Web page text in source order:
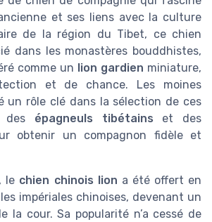
et ses liens avec la culture
de la région du Tibet, ce chien
dans les monastères bouddhistes,
comme un lion gardien miniature,
et de chance. Les moines
un rôle clé dans la sélection de ces
des épagneuls tibétains et des
obtenir un compagnon fidèle et
le chien chinois lion a été offert en
impériales chinoises, devenant un
la cour. Sa popularité n’a cessé de